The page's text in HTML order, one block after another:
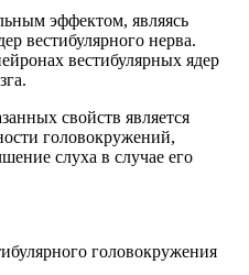
эффектом, являясь
вестибулярного нерва.
вестибулярных ядер
свойств является
головокружений,
слуха в случае его
головокружения